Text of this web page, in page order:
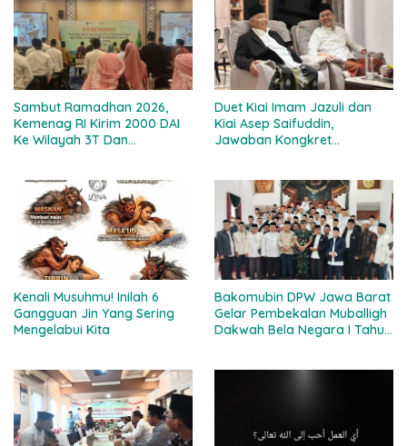
Sambut Ramadhan 2026,
Kemenag RI Kirim 2000 DAI
Ke Wilayah 3T Dan
Duet Kiai Imam Jazuli dan
Kiai Asep Saifuddin,
Jawaban Kongkret
Kenali Musuhmu! Inilah 6
Gangguan Jin Yang Sering
Mengelabui Kita
Bakomubin DPW Jawa Barat
Gelar Pembekalan Muballigh
Dakwah Bela Negara I Tahun